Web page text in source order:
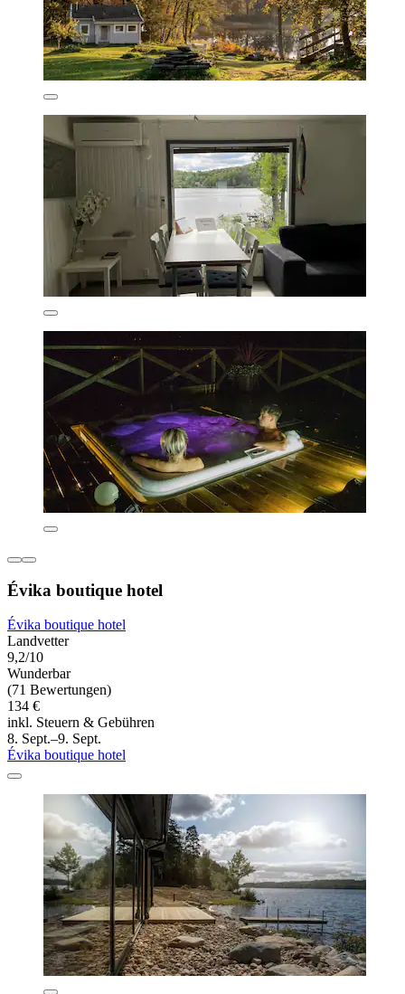
Évika boutique hotel
Évika boutique hotel
Landvetter
9,2/10
Wunderbar
(71 Bewertungen)
134 €
inkl. Steuern & Gebühren
8. Sept.–9. Sept.
Évika boutique hotel